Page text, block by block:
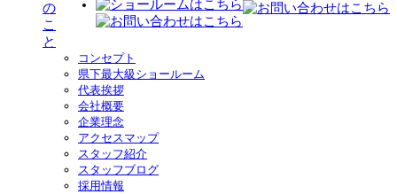
の
こ
と
コンセプト
県下最大級ショールーム
代表挨拶
会社概要
企業理念
アクセスマップ
スタッフ紹介
スタッフブログ
採用情報